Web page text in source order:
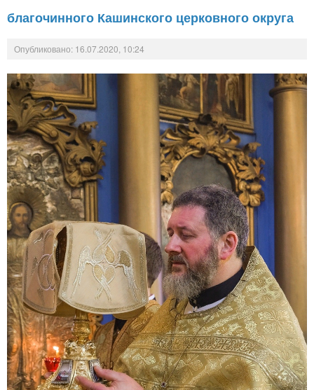
благочинного Кашинского церковного округа
Опубликовано: 16.07.2020, 10:24